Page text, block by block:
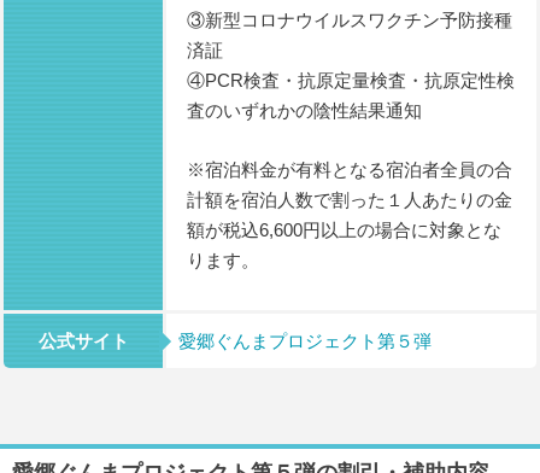
③新型コロナウイルスワクチン予防接種
済証
④PCR検査・抗原定量検査・抗原定性検
査のいずれかの陰性結果通知
※宿泊料金が有料となる宿泊者全員の合
計額を宿泊人数で割った１人あたりの金
額が税込6,600円以上の場合に対象とな
ります。
公式サイト 愛郷ぐんまプロジェクト第５弾